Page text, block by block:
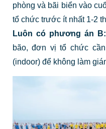
phòng và bãi biển vào
tổ chức trước ít nhất 1-2
Luôn có phương án B:
bão, đơn vị tổ chức
(indoor) để không làm